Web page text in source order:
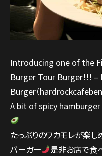
Introducing one of the
Burger Tour Burger!!! –
Burger（
A bit of spicy
たっぷりのワカモレが楽し
バーガー
是非お店で食